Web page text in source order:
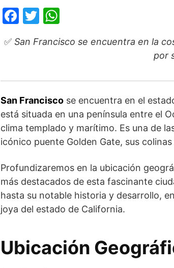
F
c
b
o
o
k
T
itt at
A
p
p
✅ San Francisco se encuentra en la
por
San Francisco se encuentra en el
está situada en una península entre el
clima templado y marítimo. Es una de
icónico puente Golden Gate, sus
Profundizaremos en la ubicación
más destacados de esta fascinante
hasta su notable historia y desarrollo,
joya del estado de California.
Ubicación